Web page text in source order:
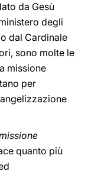
da Gesù
degli
dal Cardinale
sono molte le
missione
per
quanto più